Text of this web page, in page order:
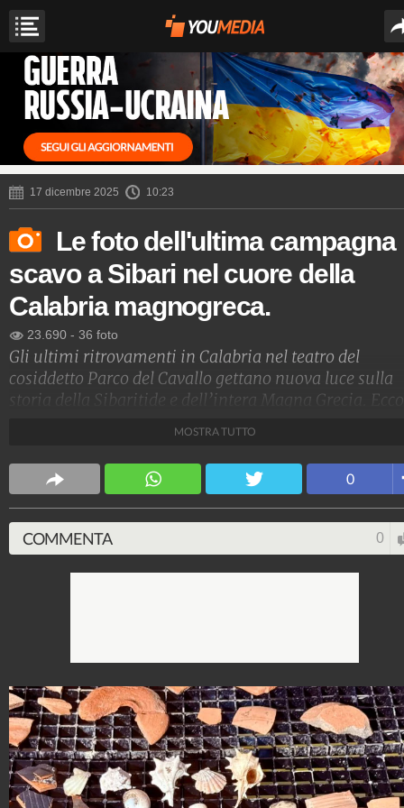
17 dicembre 2025 10:23
Le foto dell'ultima campagna
scavo a Sibari nel cuore della
Calabria magnogreca.
23.690 - 36 foto
Gli ultimi ritrovamenti in Calabria nel teatro del
cosiddetto Parco del Cavallo gettano nuova luce sulla
storia della Sibaritide e dell’intera Magna Grecia.
Francesco Raiola
30.579.932 55 video
MOSTRA TUTTO
0
COMMENTA 0